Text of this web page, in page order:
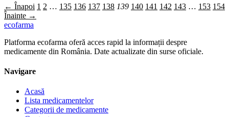
← Înapoi 1 2 … 135 136 137 138 139 140 141 142 143 … 153 154
Înainte →
ecofarma
Platforma ecofarma oferă acces rapid la informații despre
medicamente din România. Date actualizate din surse oficiale.
Navigare
Acasă
Lista medicamentelor
Categorii de medicamente